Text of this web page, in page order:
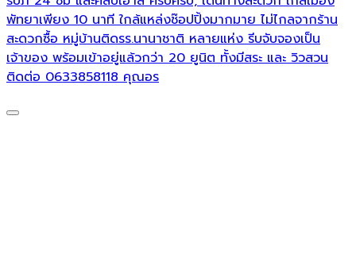
พัทยาเพียง 10 นาที ใกล้แหล่งช๊อปปิ้งมากมาย ไม่ไกลจากร้าน
สะดวกซื้อ หมู่บ้านติดรร.นานาชาติ หลายแห่ง รีบจับจองเป็น
เจ้าของ พร้อมเข้าอยู่แล้วกว่า 20 ยูนิต ทั้งมีสระ และ วิวสวน
ติดต่อ 0633858118 คุณอร